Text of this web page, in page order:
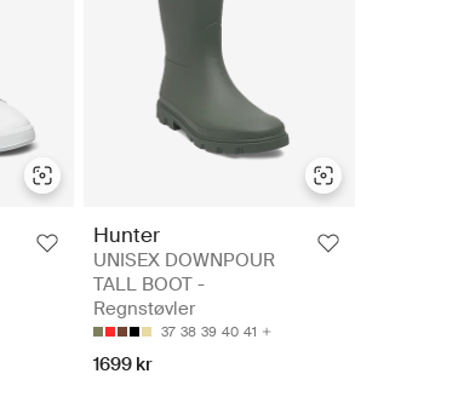
Hunter
UNISEX DOWNPOUR
TALL BOOT -
Regnstøvler
37 38 39 40 41
1699 kr